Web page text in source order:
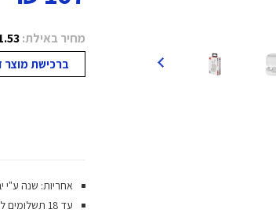
מחיר באילת:₪
ברכישת מוצר זה
אחריות: שנה ע"י
עד 18 תשלומים ללא ריבית.